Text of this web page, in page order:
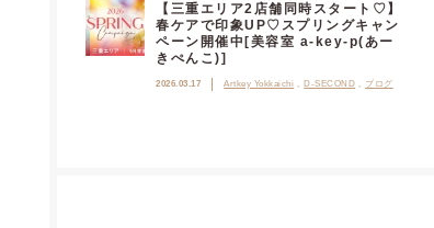
【三重エリア2店舗同時スタート♡】
春ケアで印象UP♡スプリングキャン
ペーン開催中[美容室 a-key-p(あー
きぺんこ)]
2026.03.17 Artkey Yokkaichi D-SECOND ブログ